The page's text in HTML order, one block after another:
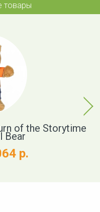
товары
of the Storytime
Bear
р.
Next